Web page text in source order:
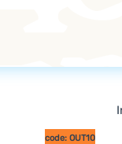
code: OUT10